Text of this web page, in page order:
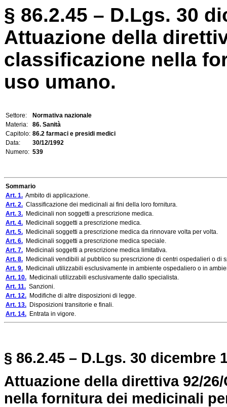
§ 86.2.45 – D.Lgs. 30
Attuazione della
classificazione nella
uso umano.
Settore:
Normativa nazionale
Materia:
86. Sanità
Capitolo: 86.2 farmaci e presidi medici
Data:
30/12/1992
Numero: 539
Sommario
Art. 1. Ambito di applicazione.
Art. 2. Classificazione dei medicinali ai fini della loro fornitura.
Art. 3. Medicinali non soggetti a prescrizione medica.
Art. 4. Medicinali soggetti a prescrizione medica.
Art. 5. Medicinali soggetti a prescrizione medica da rinnovare volta per volta.
Art. 6. Medicinali soggetti a prescrizione medica speciale.
Art. 7. Medicinali soggetti a prescrizione medica limitativa.
Art. 8. Medicinali vendibili al pubblico su prescrizione di centri ospedalieri o di
Art. 9. Medicinali utilizzabili esclusivamente in ambiente ospedaliero o in
Art. 10. Medicinali utilizzabili esclusivamente dallo specialista.
Art. 11. Sanzioni.
Art. 12. Modifiche di altre disposizioni di legge.
Art. 13. Disposizioni transitorie e finali.
Art. 14. Entrata in vigore.
§ 86.2.45 – D.Lgs. 30 dicembre
Attuazione della direttiva 92/
nella fornitura dei medicinali